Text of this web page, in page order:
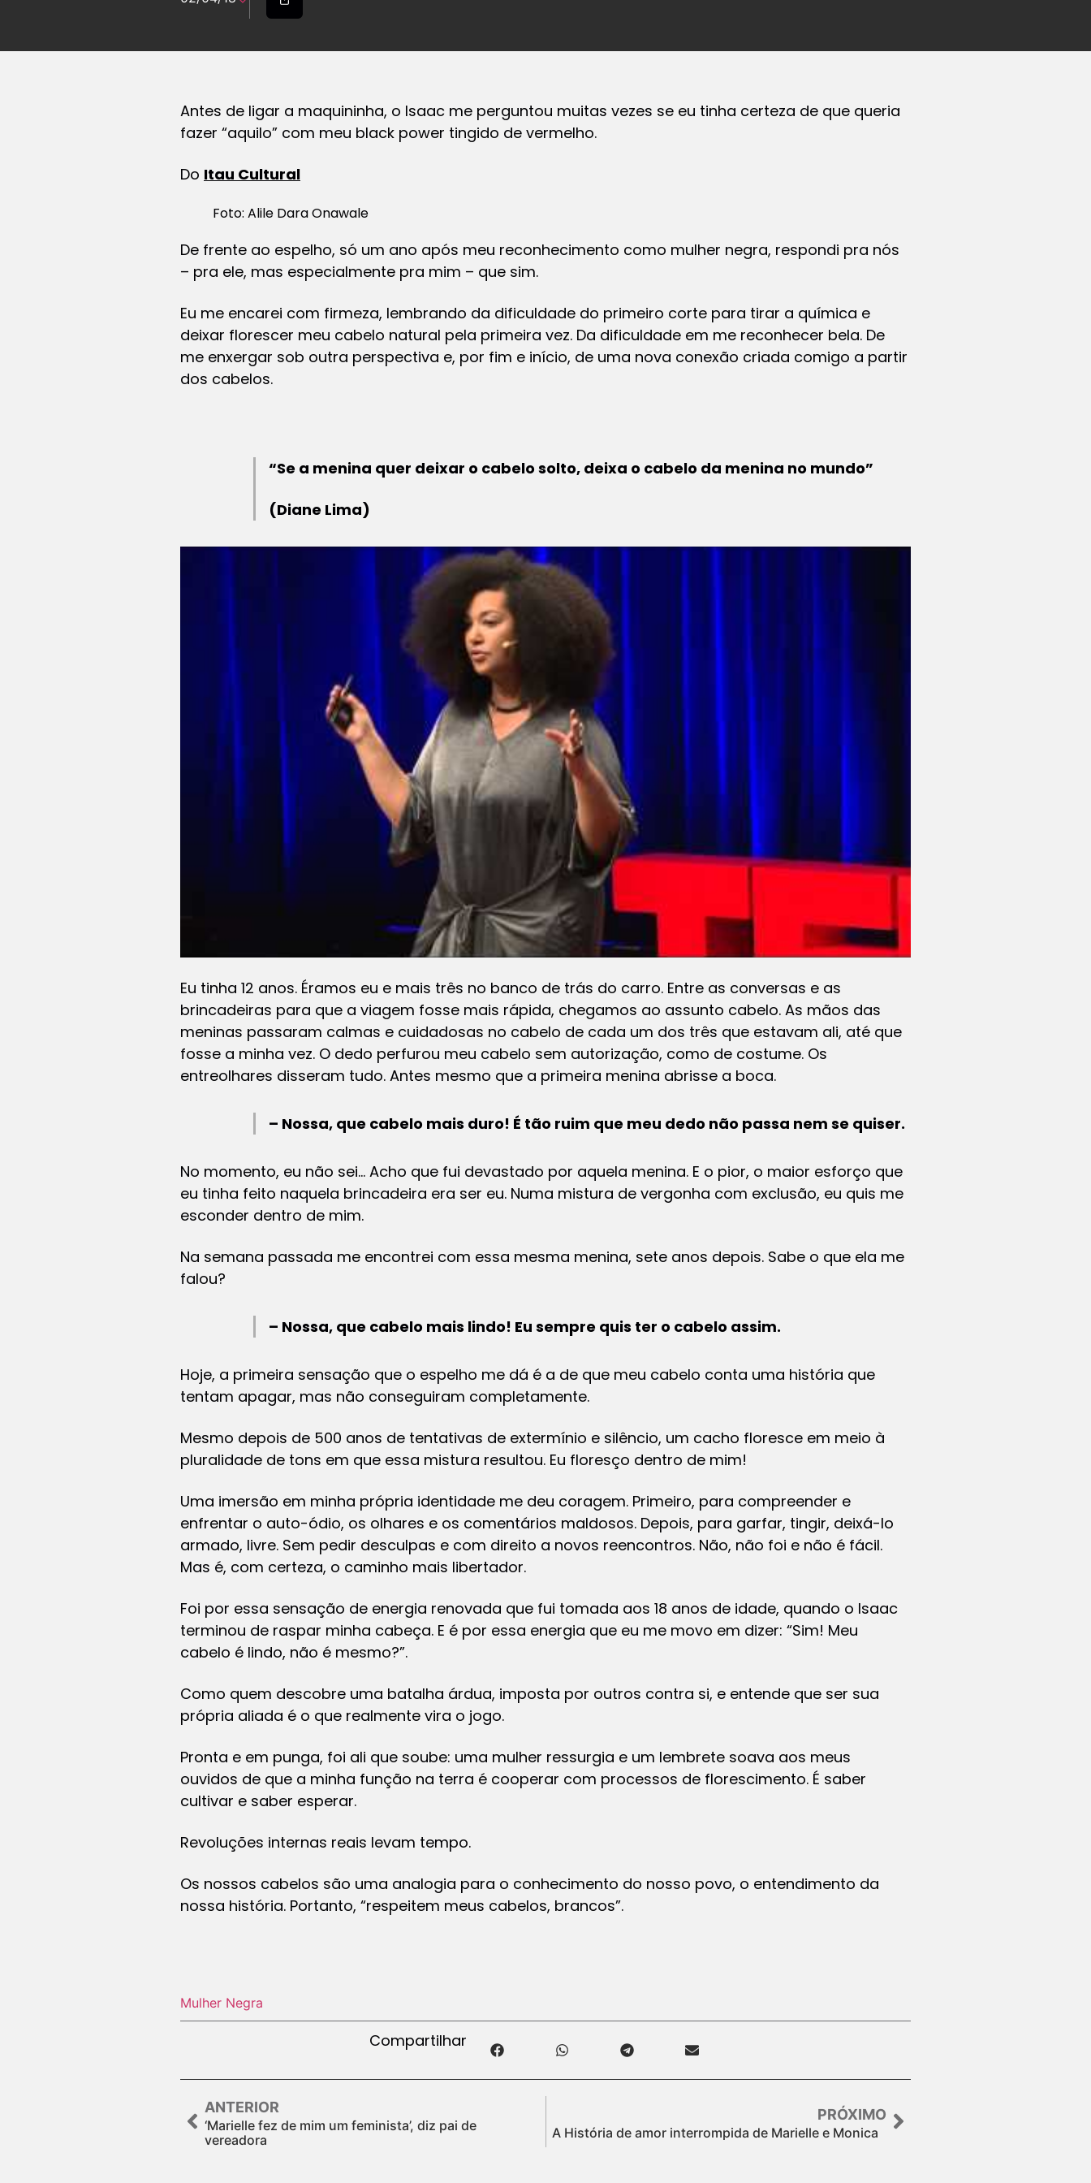
Antes de ligar a maquininha, o Isaac me perguntou muitas vezes se eu tinha certeza de que queria
fazer “aquilo” com meu black power tingido de vermelho.
Do Itau Cultural
Foto: Alile Dara Onawale
De frente ao espelho, só um ano após meu reconhecimento como mulher negra, respondi pra nós
– pra ele, mas especialmente pra mim – que sim.
Eu me encarei com firmeza, lembrando da dificuldade do primeiro corte para tirar a química e
deixar florescer meu cabelo natural pela primeira vez. Da dificuldade em me reconhecer bela. De
me enxergar sob outra perspectiva e, por fim e início, de uma nova conexão criada comigo a partir
dos cabelos.
“Se a menina quer deixar o cabelo solto, deixa o cabelo da menina no mundo”
(Diane Lima)
Eu tinha 12 anos. Éramos eu e mais três no banco de trás do carro. Entre as conversas e as
brincadeiras para que a viagem fosse mais rápida, chegamos ao assunto cabelo. As mãos das
meninas passaram calmas e cuidadosas no cabelo de cada um dos três que estavam ali, até que
fosse a minha vez. O dedo perfurou meu cabelo sem autorização, como de costume. Os
entreolhares disseram tudo. Antes mesmo que a primeira menina abrisse a boca.
– Nossa, que cabelo mais duro! É tão ruim que meu dedo não passa nem se quiser.
No momento, eu não sei… Acho que fui devastado por aquela menina. E o pior, o maior esforço que
eu tinha feito naquela brincadeira era ser eu. Numa mistura de vergonha com exclusão, eu quis me
esconder dentro de mim.
Na semana passada me encontrei com essa mesma menina, sete anos depois. Sabe o que ela me
falou?
– Nossa, que cabelo mais lindo! Eu sempre quis ter o cabelo assim.
Hoje, a primeira sensação que o espelho me dá é a de que meu cabelo conta uma história que
tentam apagar, mas não conseguiram completamente.
Mesmo depois de 500 anos de tentativas de extermínio e silêncio, um cacho floresce em meio à
pluralidade de tons em que essa mistura resultou. Eu floresço dentro de mim!
Uma imersão em minha própria identidade me deu coragem. Primeiro, para compreender e
enfrentar o auto-ódio, os olhares e os comentários maldosos. Depois, para garfar, tingir, deixá-lo
armado, livre. Sem pedir desculpas e com direito a novos reencontros. Não, não foi e não é fácil.
Mas é, com certeza, o caminho mais libertador.
Foi por essa sensação de energia renovada que fui tomada aos 18 anos de idade, quando o Isaac
terminou de raspar minha cabeça. E é por essa energia que eu me movo em dizer: “Sim! Meu
cabelo é lindo, não é mesmo?”.
Como quem descobre uma batalha árdua, imposta por outros contra si, e entende que ser sua
própria aliada é o que realmente vira o jogo.
Pronta e em punga, foi ali que soube: uma mulher ressurgia e um lembrete soava aos meus
ouvidos de que a minha função na terra é cooperar com processos de florescimento. É saber
cultivar e saber esperar.
Revoluções internas reais levam tempo.
Os nossos cabelos são uma analogia para o conhecimento do nosso povo, o entendimento da
nossa história. Portanto, “respeitem meus cabelos, brancos”.
Mulher Negra
Compartilhar
ANTERIOR
‘Marielle fez de mim um feminista’, diz pai de
vereadora
PRÓXIMO
A História de amor interrompida de Marielle e Monica